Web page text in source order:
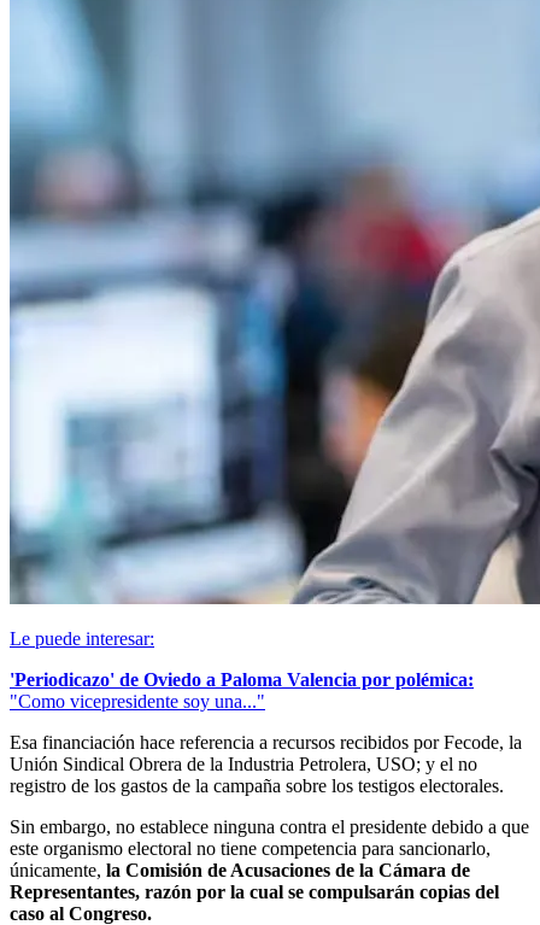
Le puede interesar:
'Periodicazo' de Oviedo a Paloma Valencia por polémica:
"Como vicepresidente soy una..."
Esa financiación hace referencia a recursos recibidos por Fecode, la
Unión Sindical Obrera de la Industria Petrolera, USO; y el no
registro de los gastos de la campaña sobre los testigos electorales.
Sin embargo, no establece ninguna contra el presidente debido a que
este organismo electoral no tiene competencia para sancionarlo,
únicamente, la Comisión de Acusaciones de la Cámara de
Representantes, razón por la cual se compulsarán copias del
caso al Congreso.